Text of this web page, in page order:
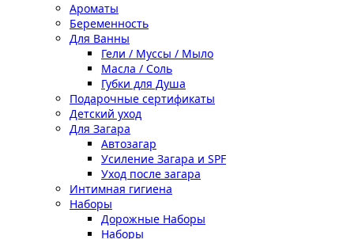
Ароматы
Беременность
Для Ванны
Гели / Муссы / Мыло
Масла / Соль
Губки для Душа
Подарочные сертификаты
Детский уход
Для Загара
Автозагар
Усиление Загара и SPF
Уход после загара
Интимная гигиена
Наборы
Дорожные Наборы
Наборы